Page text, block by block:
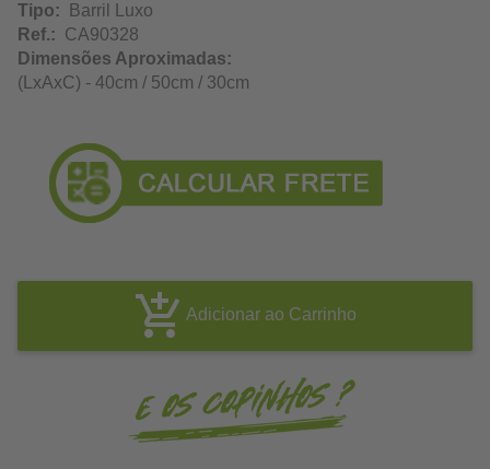
Tipo: Barril Luxo
Ref.: CA90328
Dimensões Aproximadas:
(LxAxC) - 40cm / 50cm / 30cm
Adicionar ao Carrinho